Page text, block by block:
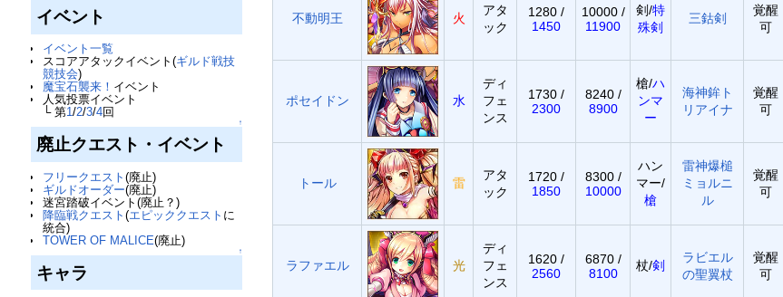
イベント
イベント一覧
スコアアタックイベント(ギルド戦技
競技会)
魔宝石襲来！ イベント
人気投票イベント
└ 第1/2/3/4回
↑
廃止クエスト・イベント
フリークエスト (廃止)
ギルドオーダー(廃止)
迷宮踏破イベント(廃止？)
降臨戦クエスト (エピッククエスト に
統合)
TOWER OF MALICE(廃止)
↑
キャラ
不動明王 火
アタ
ック
1280 /
1450
10000 /
11900
剣/特
殊剣
三鈷剣
覚醒
可
ポセイドン 水
ディ
フェ
ンス
1730 /
2300
8240 /
8900
槍/ハ
ンマ
ー
海神鉾ト
リアイナ
覚醒
可
トール 雷
アタ
ック
1720 /
1850
8300 /
10000
ハン
マー/
槍
雷神爆槌
ミョルニ
ル
覚醒
可
ラファエル 光
ディ
フェ
ンス
1620 /
2560
6870 /
8100
杖/剣
ラビエル
の聖翼杖
覚醒
可